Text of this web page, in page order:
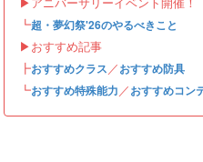
┗超・夢幻祭'26のやるべきこと
▶︎おすすめ記事
┣おすすめクラス／おすすめ防具
┗おすすめ特殊能力／おすすめコン